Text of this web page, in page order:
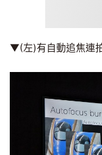
▼(左)有自動追焦連